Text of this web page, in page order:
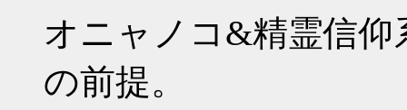
オニャノコ&精霊信仰
の前提。